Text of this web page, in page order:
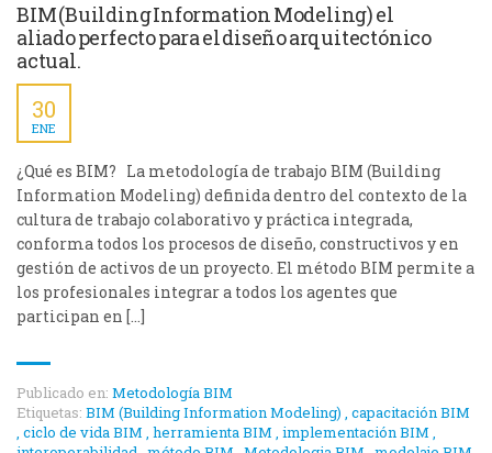
BIM (Building Information Modeling) el
aliado perfecto para el diseño arquitectónico
actual.
30
ENE
¿Qué es BIM? La metodología de trabajo BIM (Building
Information Modeling) definida dentro del contexto de la
cultura de trabajo colaborativo y práctica integrada,
conforma todos los procesos de diseño, constructivos y en
gestión de activos de un proyecto. El método BIM permite a
los profesionales integrar a todos los agentes que
participan en […]
Publicado en: Metodología BIM
Etiquetas: BIM (Building Information Modeling) , capacitación BIM
, ciclo de vida BIM , herramienta BIM , implementación BIM ,